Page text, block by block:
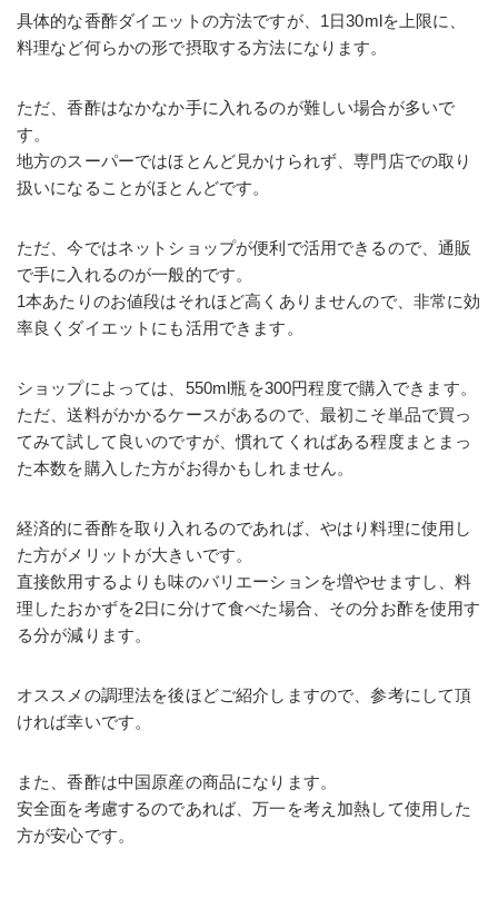
具体的な香酢ダイエットの方法ですが、1日30mlを上限に、
料理など何らかの形で摂取する方法になります。
ただ、香酢はなかなか手に入れるのが難しい場合が多いで
す。
地方のスーパーではほとんど見かけられず、専門店での取り
扱いになることがほとんどです。
ただ、今ではネットショップが便利で活用できるので、通販
で手に入れるのが一般的です。
1本あたりのお値段はそれほど高くありませんので、非常に効
率良くダイエットにも活用できます。
ショップによっては、550ml瓶を300円程度で購入できます。
ただ、送料がかかるケースがあるので、最初こそ単品で買っ
てみて試して良いのですが、慣れてくればある程度まとまっ
た本数を購入した方がお得かもしれません。
経済的に香酢を取り入れるのであれば、やはり料理に使用し
た方がメリットが大きいです。
直接飲用するよりも味のバリエーションを増やせますし、料
理したおかずを2日に分けて食べた場合、その分お酢を使用す
る分が減ります。
オススメの調理法を後ほどご紹介しますので、参考にして頂
ければ幸いです。
また、香酢は中国原産の商品になります。
安全面を考慮するのであれば、万一を考え加熱して使用した
方が安心です。